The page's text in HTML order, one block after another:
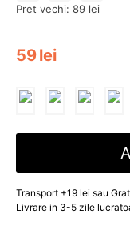
Pret vechi: 89 lei
59lei
Transport +19 lei sau
Livrare in 3-5 zile